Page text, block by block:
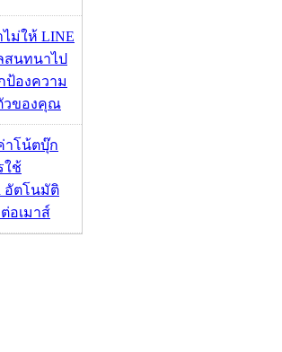
ม่ให้ LINE
สนทนาไป
ป้องความ
วของคุณ
าโน้ตบุ๊ก
ใช้
อัตโนมัติ
อเมาส์